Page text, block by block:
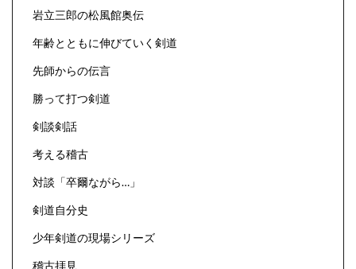
岩立三郎の松風館奥伝
年齢とともに伸びていく剣道
先師からの伝言
勝って打つ剣道
剣談剣話
考える稽古
対談「卒爾ながら…」
剣道自分史
少年剣道の現場シリーズ
稽古拝見